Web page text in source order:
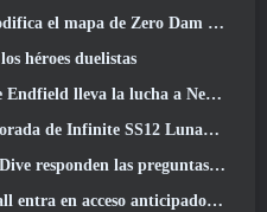
Dam y amplía la jugabilidad de operaciones
héroes duelistas
lleva la lucha a Nefarith
es una de las "mayores adiciones" al juego
de los jugadores en una transmisión en vivo sorpresa
anticipado, Pero no sin algunos problemas